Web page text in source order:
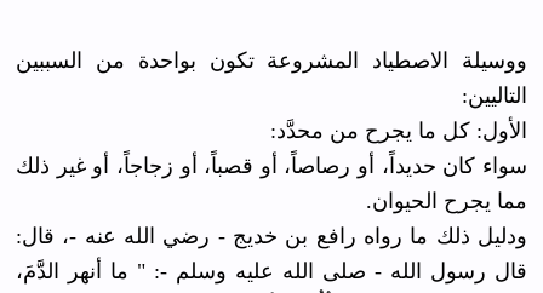
ووسيلة الاصطياد المشروعة تكون بواحدة من السببين
التاليين:
الأول: كل ما يجرح من محدَّد:
سواء كان حديداً، أو رصاصاً، أو قصباً، أو زجاجاً، أو غير ذلك
مما يجرح الحيوان.
ودليل ذلك ما رواه رافع بن خديج - رضي الله عنه -، قال:
قال رسول الله - صلى الله عليه وسلم -: " ما أنهر الدَّمَ،